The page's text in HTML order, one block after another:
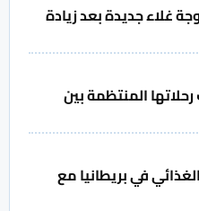
غلاء جديدة بعد زيادة
المنتظمة بين
في بريطانيا مع